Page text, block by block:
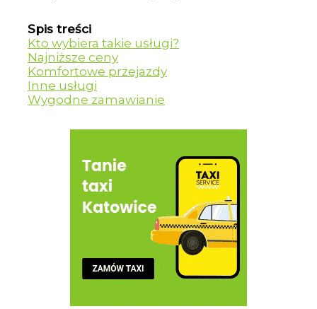
Spis treści
Kto wybiera takie usługi?
Najniższe ceny
Komfortowe przejazdy
Inne usługi
Wygodne zamawianie